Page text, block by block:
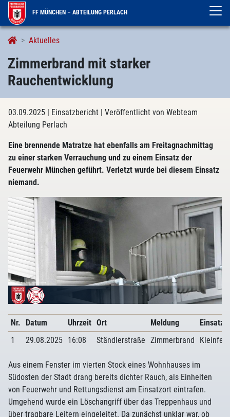
FF MÜNCHEN – ABTEILUNG PERLACH
Aktuelles
Zimmerbrand mit starker
Rauchentwicklung
03.09.2025 | Einsatzbericht | Veröffentlicht von Webteam
Abteilung Perlach
Eine brennende Matratze hat ebenfalls am Freitagnachmittag
zu einer starken Verrauchung und zu einem Einsatz der
Feuerwehr München geführt. Verletzt wurde bei diesem Einsatz
niemand.
Nr. Datum Uhrzeit Ort Meldung
1
29.08.2025 16:08 Ständlerstraße Zimmerbrand
Aus einem Fenster im vierten Stock eines Wohnhauses im
Südosten der Stadt drang bereits dichter Rauch, als Einheiten
von Feuerwehr und Rettungsdienst am Einsatzort eintrafen.
Umgehend wurde ein Löschangriff über das Treppenhaus und
über tragbare Leitern eingeleitet. Da zunächst unklar war, ob